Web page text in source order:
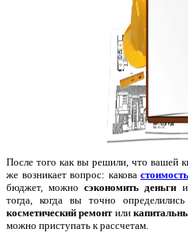
После того как вы решили, что вашей
же возникает вопрос: какова
бюджет, можносэкономить деньги
тогда, когда вы точно
косметический ремонтили
можно приступать к рассчетам.